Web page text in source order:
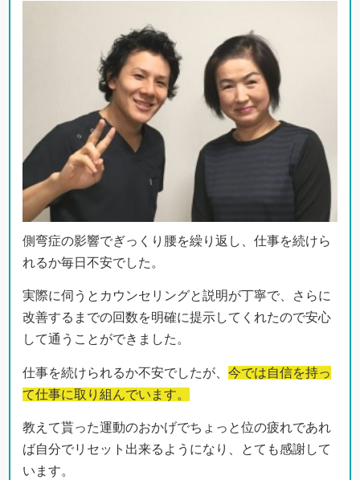
側弯症の影響でぎっくり腰を繰り返し、仕事を続けら
れるか毎日不安でした。
実際に伺うとカウンセリングと説明が丁寧で、さらに
改善するまでの回数を明確に提示してくれたので安心
して通うことができました。
仕事を続けられるか不安でしたが、 今では自信を持っ
て仕事に取り組んでいます。
教えて貰った運動のおかげでちょっと位の疲れであれ
ば自分でリセット出来るようになり、とても感謝して
います。